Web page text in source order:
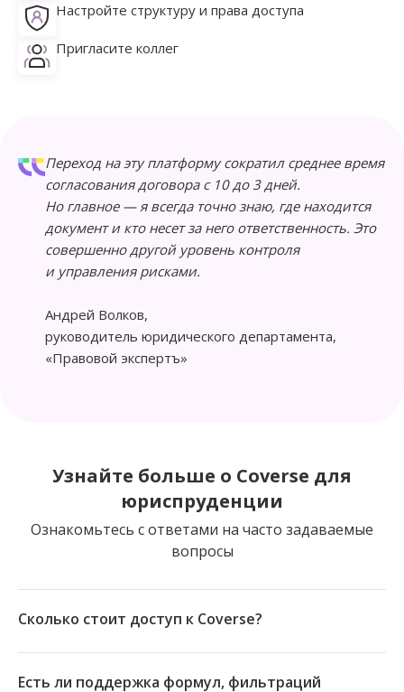
Настройте структуру и права доступа
Пригласите коллег
Переход на эту платформу сократил среднее время
согласования договора с 10 до 3 дней.
Но главное — я всегда точно знаю, где находится
документ и кто несет за него ответственность. Это
совершенно другой уровень контроля
и управления рисками.
Андрей Волков,
руководитель юридического департамента,
«Правовой экспертъ»
Узнайте больше о Coverse для
юриспруденции
Ознакомьтесь с ответами на часто задаваемые
вопросы
Сколько стоит доступ к Coverse?
Есть ли поддержка формул, фильтраций